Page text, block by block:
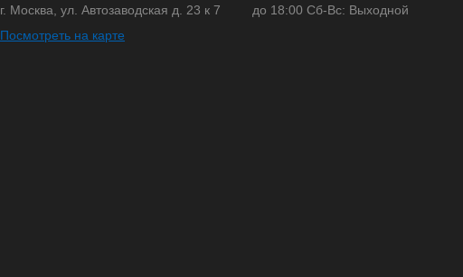
г. Москва, ул. Автозаводская д. 23 к 7
Посмотреть на карте
до 18:00 Сб-Вс: Выходной